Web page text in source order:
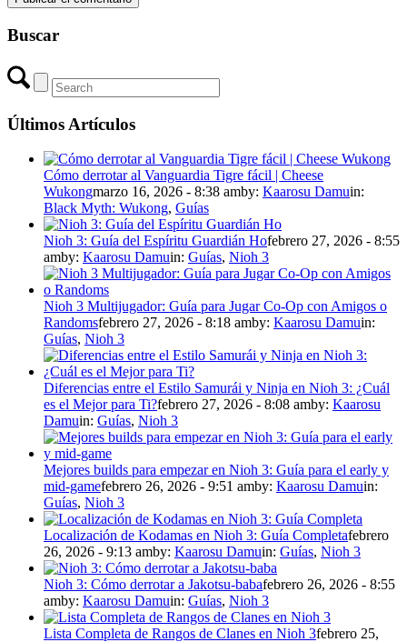
Buscar
Últimos Artículos
Cómo derrotar al Vanguardia Tigre fácil | Cheese
Wukongmarzo 16, 2026 - 8:38 amby: Kaarosu Damuin:
Black Myth: Wukong, Guías
Nioh 3: Guía del Espíritu Guardián Hofebrero 27, 2026 - 8:55
amby: Kaarosu Damuin: Guías, Nioh 3
Nioh 3 Multijugador: Guía para Jugar Co-Op con Amigos o
Randomsfebrero 27, 2026 - 8:18 amby: Kaarosu Damuin:
Guías, Nioh 3
Diferencias entre el Estilo Samurái y Ninja en Nioh 3: ¿Cuál
es el Mejor para Ti?febrero 27, 2026 - 8:08 amby: Kaarosu
Damuin: Guías, Nioh 3
Mejores builds para empezar en Nioh 3: Guía para el early y
mid-gamefebrero 26, 2026 - 9:51 amby: Kaarosu Damuin:
Guías, Nioh 3
Localización de Kodamas en Nioh 3: Guía Completafebrero
26, 2026 - 9:13 amby: Kaarosu Damuin: Guías, Nioh 3
Nioh 3: Cómo derrotar a Jakotsu-babafebrero 26, 2026 - 8:55
amby: Kaarosu Damuin: Guías, Nioh 3
Lista Completa de Rangos de Clanes en Nioh 3febrero 25,